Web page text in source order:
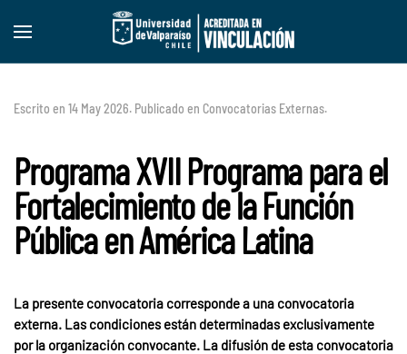
Skip to main content
Escrito en 14 May 2026. Publicado en Convocatorias Externas.
Programa XVII Programa para el
Fortalecimiento de la Función
Pública en América Latina
La presente convocatoria corresponde a una convocatoria
externa. Las condiciones están determinadas exclusivamente
por la organización convocante. La difusión de esta convocatoria